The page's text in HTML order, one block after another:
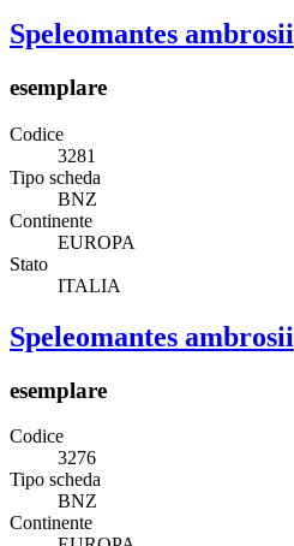
Speleomantes ambrosii
esemplare
Codice
3281
Tipo scheda
BNZ
Continente
EUROPA
Stato
ITALIA
Speleomantes ambrosii
esemplare
Codice
3276
Tipo scheda
BNZ
Continente